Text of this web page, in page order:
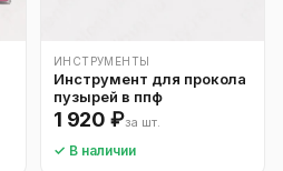
ИНСТРУМЕНТЫ
Инструмент для прокола
пузырей в ппф
1 920 ₽за шт.
✓ В наличии